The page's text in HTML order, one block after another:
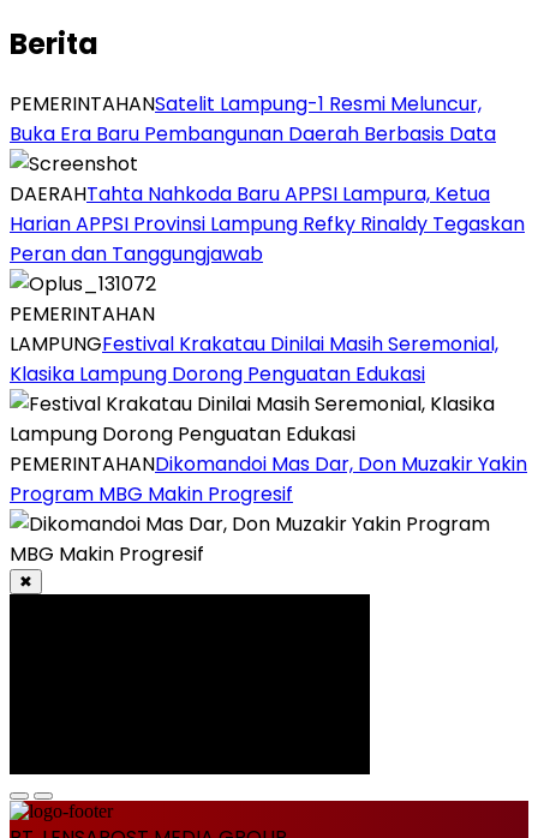
Berita
PEMERINTAHANSatelit Lampung-1 Resmi Meluncur,
Buka Era Baru Pembangunan Daerah Berbasis Data
DAERAHTahta Nahkoda Baru APPSI Lampura, Ketua
Harian APPSI Provinsi Lampung Refky Rinaldy Tegaskan
Peran dan Tanggungjawab
PEMERINTAHAN
LAMPUNGFestival Krakatau Dinilai Masih Seremonial,
Klasika Lampung Dorong Penguatan Edukasi
PEMERINTAHANDikomandoi Mas Dar, Don Muzakir Yakin
Program MBG Makin Progresif
✖